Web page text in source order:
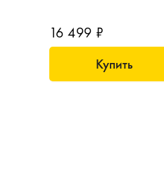
16 499 ₽
Купить